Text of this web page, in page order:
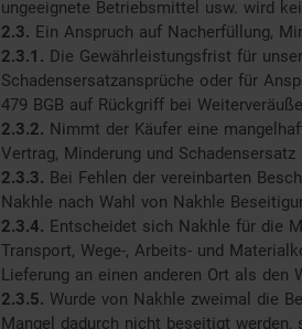
ungeeignete Betriebsmittel usw. wird
2.3. Ein Anspruch auf Nacherfüllung,
2.3.1. Die Gewährleistungsfrist für
Schadensersatzansprüche oder für
479 BGB auf Rückgriff bei
2.3.2. Nimmt der Käufer eine
Vertrag, Minderung und
2.3.3. Bei Fehlen der vereinbarten
Nakhle nach Wahl von Nakhle
2.3.4. Entscheidet sich Nakhle für die
Transport, Wege-, Arbeits- und
Lieferung an einen anderen Ort als den
2.3.5. Wurde von Nakhle zweimal die
Mangel dadurch nicht beseitigt